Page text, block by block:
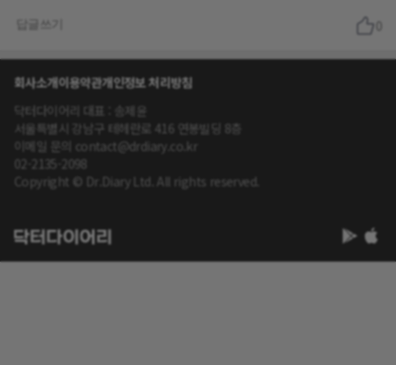
회사소개이용약관개인정보 처리방침
닥터다이어리 대표 : 송제윤
서울특별시 강남구 테헤란로 416 연봉빌딩 8층
이메일 문의 contact@drdiary.co.kr
02-2135-2098
Copyright © Dr.Diary Ltd. All rights reserved.